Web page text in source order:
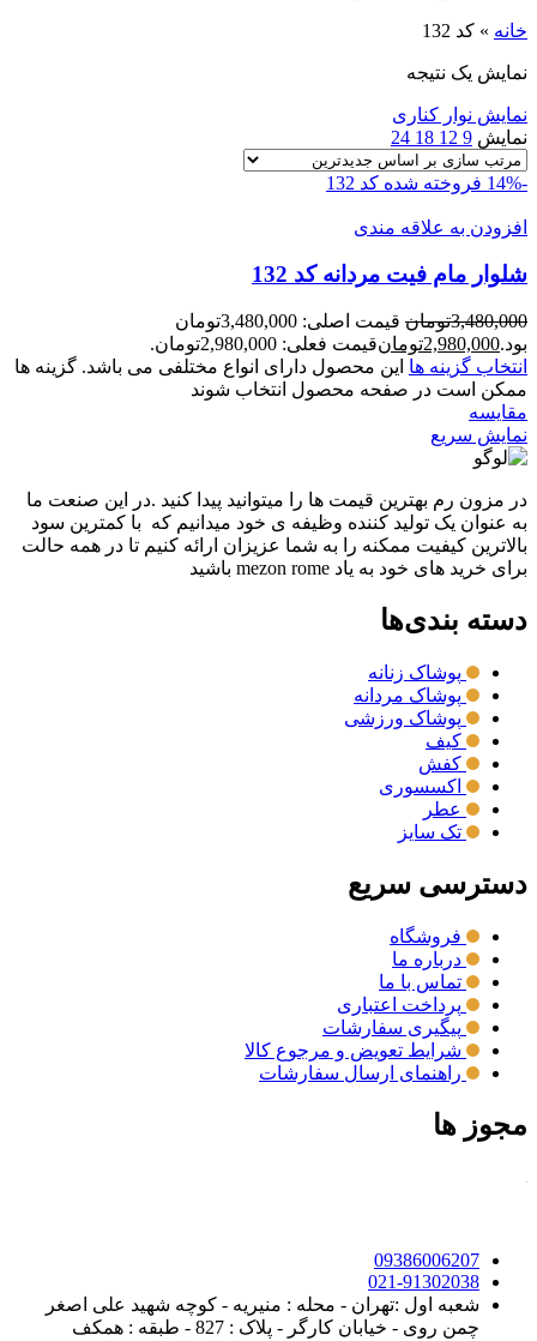
خانه » کد 132
نمایش یک نتیجه
نمایش نوار کناری
نمایش 9
12
18
24
-14% فروخته شده کد 132
افزودن به علاقه مندی
شلوار مام فيت مردانه کد 132
3,480,000تومان
قیمت اصلی: 3,480,000تومان
بود.2,980,000تومانقیمت فعلی: 2,980,000تومان.
انتخاب گزینه ها این محصول دارای انواع مختلفی می باشد. گزینه ها
ممکن است در صفحه محصول انتخاب شوند
مقايسه
نمایش سریع
در مزون رم بهترین قیمت ها را میتوانید پیدا کنید .در این صنعت ما
به عنوان یک تولید کننده وظیفه ی خود میدانیم که با کمترین سود
بالاترین کیفیت ممکنه را به شما عزیزان ارائه کنیم تا در همه حالت
برای خرید های خود به یاد mezon rome باشید
دسته بندی‌ها
پوشاک زنانه
پوشاک مردانه
پوشاک ورزشی
کیف
کفش
اکسسوری
عطر
تک سایز
دسترسی سریع
فروشگاه
درباره ما
تماس با ما
پرداخت اعتباری
پیگیری سفارشات
شرایط تعویض و مرجوع کالا
راهنمای ارسال سفارشات
مجوز ها
09386006207
021-91302038
شعبه اول :تهران - محله : منیریه - کوچه شهید علی اصغر
چمن روی - خیابان کارگر - پلاک : 827 - طبقه : همکف